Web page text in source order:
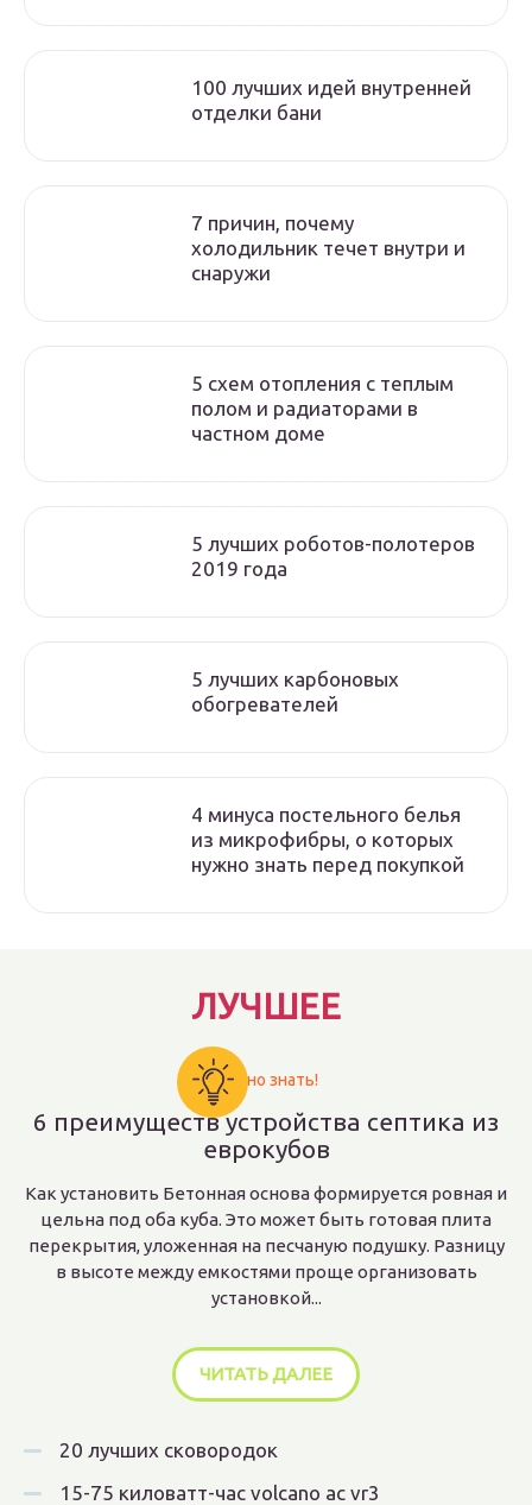
100 лучших идей внутренней
отделки бани
7 причин, почему
холодильник течет внутри и
снаружи
5 схем отопления с теплым
полом и радиаторами в
частном доме
5 лучших роботов-полотеров
2019 года
5 лучших карбоновых
обогревателей
4 минуса постельного белья
из микрофибры, о которых
нужно знать перед покупкой
ЛУЧШЕЕ
Важно знать!
6 преимуществ устройства септика из
еврокубов
Как установить Бетонная основа формируется ровная и
цельна под оба куба. Это может быть готовая плита
перекрытия, уложенная на песчаную подушку. Разницу
в высоте между емкостями проще организовать
установкой...
ЧИТАТЬ ДАЛЕЕ
20 лучших сковородок
15-75 киловатт-час volcano ac vr3